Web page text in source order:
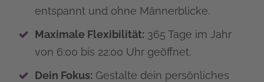
entspannt und ohne Männerblicke.
Maximale Flexibilität: 365 Tage im Jahr
von 6:00 bis 22:00 Uhr geöffnet.
Dein Fokus: Gestalte dein persönliches